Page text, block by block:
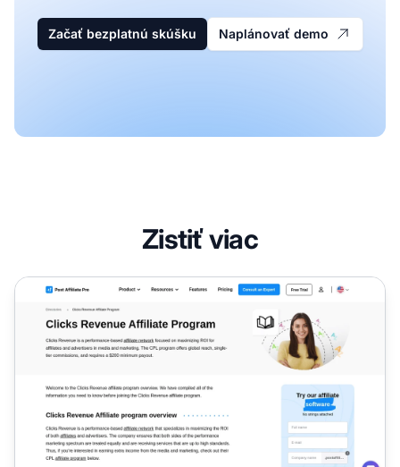
Začať bezplatnú skúšku Naplánovať demo
Zistiť viac
Affiliate program Clicks Revenue